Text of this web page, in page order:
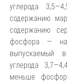
углерода
содержанию
содержанию
фосфора — на
выпускаемый
углерода
меньше